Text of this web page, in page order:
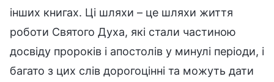
інших книгах. Ці шляхи – це шляхи життя
роботи Святого Духа, які стали частиною
досвіду пророків і апостолів у минулі періоди, і
багато з цих слів дорогоцінні та можуть дати